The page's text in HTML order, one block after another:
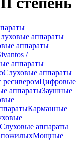
аппараты
аппараты
/
аппараты
Слуховые аппараты
ресиверомЦифровые
аппаратыЗаушные
Карманные
Слуховые аппараты
пожилыхМощные